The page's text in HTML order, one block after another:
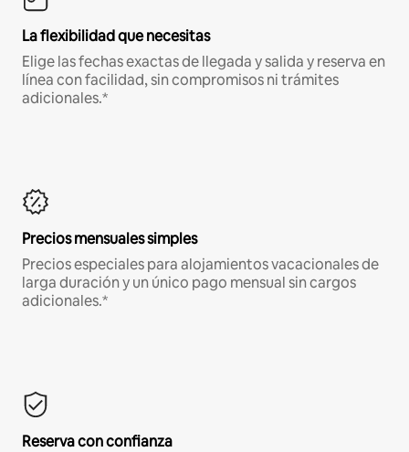
La flexibilidad que necesitas
Elige las fechas exactas de llegada y salida y reserva en
línea con facilidad, sin compromisos ni trámites
adicionales.*
Precios mensuales simples
Precios especiales para alojamientos vacacionales de
larga duración y un único pago mensual sin cargos
adicionales.*
Reserva con confianza